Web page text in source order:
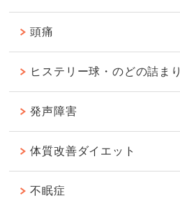
頭痛
ヒステリー球・のどの詰まり
発声障害
体質改善ダイエット
不眠症